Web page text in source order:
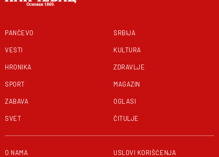
PANČEVO
VESTI
HRONIKA
SPORT
ZABAVA
SVET
SRBIJA
KULTURA
ZDRAVLJE
MAGAZIN
OGLASI
ČITULJE
O NAMA USLOVI KORIŠĆENJA